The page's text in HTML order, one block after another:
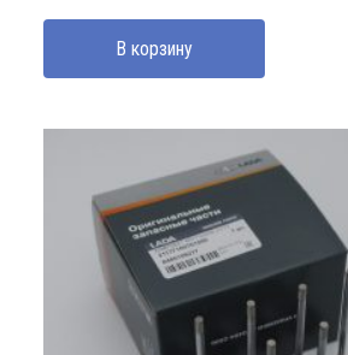
составляла
1870000 UZS.
1700000 UZS.
В корзину